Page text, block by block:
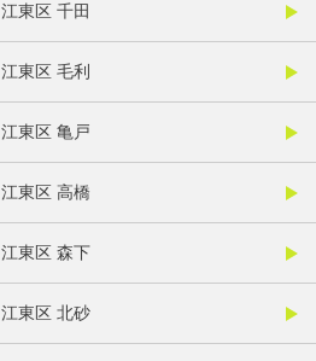
江東区 千田
江東区 毛利
江東区 亀戸
江東区 高橋
江東区 森下
江東区 北砂